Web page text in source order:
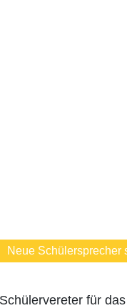
Neue Schülersprecher
für